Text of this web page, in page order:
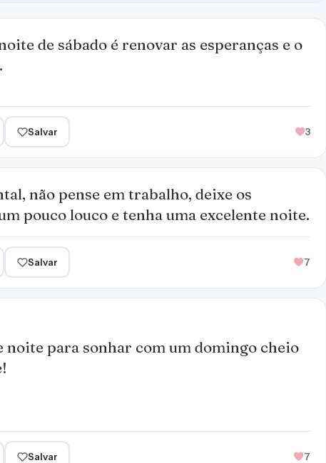
de sábado é renovar as esperanças e o
Salvar 3
não pense em trabalho, deixe os
pouco louco e tenha uma excelente noite.
Salvar 7
noite para sonhar com um domingo cheio
Salvar 7